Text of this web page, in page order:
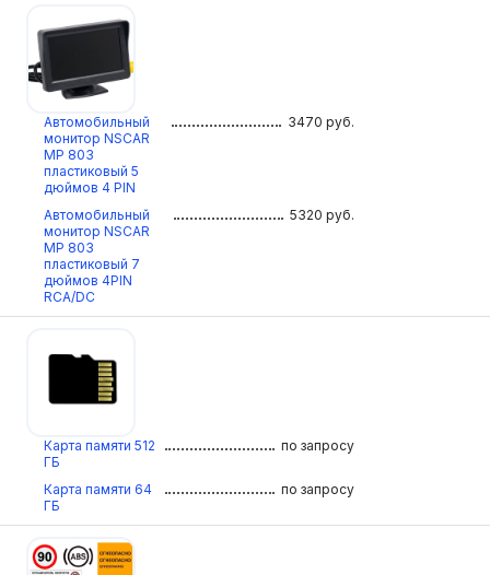
Автомобильный
монитор NSCAR
МР 803
пластиковый 5
дюймов 4 PIN
3470 руб.
Автомобильный
монитор NSCAR
МР 803
пластиковый 7
дюймов 4PIN
RCA/DC
5320 руб.
Карта памяти 512
ГБ
по запросу
Карта памяти 64
ГБ
по запросу